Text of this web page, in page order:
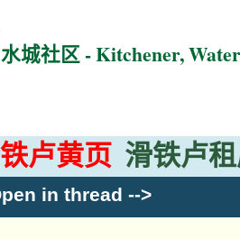
水城社区 - Kitchener,
卢黄页 滑铁卢
in thread -->